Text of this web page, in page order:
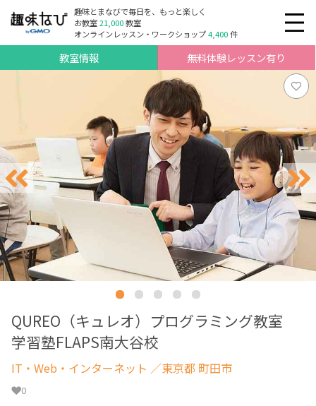
趣味とまなびで毎日を、もっと楽しく
お教室21,000教室
オンラインレッスン・ワークショップ4,400件
教室情報 無料体験レッスン有り
QUREO（キュレオ）プログラミング教室
学習塾FLAPS南大谷校
IT・Web・インターネット ／東京都 町田市
0